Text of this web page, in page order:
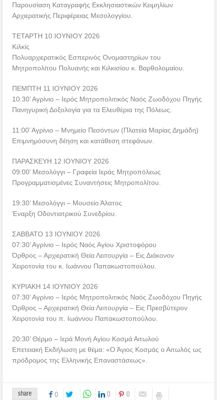
Παρουσίαση Καταγραφής Εκκλησιαστικών Κειμηλίων
Αρχιερατικής Περιφέρειας Μεσολογγίου.
ΤΕΤΑΡΤΗ 10 ΙΟΥΝΙΟΥ 2026
Κιλκίς
Πολυαρχιερατικός Εσπερινός Ονομαστηρίων του
Μητροπολίτου Πολυανής και Κιλκισίου κ. Βαρθολομαίου.
ΠΕΜΠΤΗ 11 ΙΟΥΝΙΟΥ 2026
10:30’ Αγρίνιο – Ιερός Μητροπολιτικός Ναός Ζωοδόχου Πηγής
Πανηγυρική Δοξολογία για τα Ελευθέρια της Πόλεως.
11:00’ Αγρίνιο – Μνημείο Πεσόντων (Πλατεία Μαρίας Δημάδη)
Επιμνημόσυνη δέηση και κατάθεση στεφάνων.
ΠΑΡΑΣΚΕΥΗ 12 ΙΟΥΝΙΟΥ 2026
09:00’ Μεσολόγγι – Γραφεία Ιεράς Μητροπόλεως
Προγραμματισμένες Συναντήσεις Μητροπολίτου.
19:30’ Μεσολόγγι – Μουσείο Άλατος
Έναρξη Οδοντιατρικού Συνεδρίου.
ΣΑΒΒΑΤΟ 13 ΙΟΥΝΙΟΥ 2026
07:30’ Αγρίνιο – Ιερός Ναός Αγίου Χριστοφόρου
Όρθρος – Αρχιερατική Θεία Λειτουργία – Εις Διάκονον
Χειροτονία του κ. Ιωάννου Παπακωστοπούλου.
ΚΥΡΙΑΚΗ 14 ΙΟΥΝΙΟΥ 2026
07:30’ Αγρίνιο – Ιερός Μητροπολιτικός Ναός Ζωοδόχου Πηγής
Όρθρος – Αρχιερατική Θεία Λειτουργία – Εις Πρεσβύτερον
Χειροτονία του π. Ιωάννου Παπακωστοπούλου.
20:30’ Θέρμο – Ιερά Μονή Αγίου Κοσμά Αιτωλού
Επετειακή Εκδήλωση με θέμα: «Ο Άγιος Κοσμάς ο Αιτωλός ως
πρόδρομος της Ελληνικής Επαναστάσεως».
share 0 0 0